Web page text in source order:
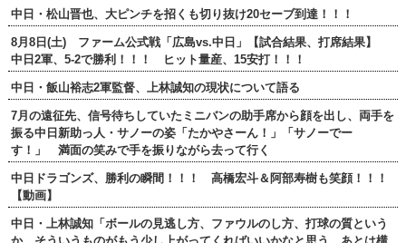
中日・松山晋也、大ピンチを招くも切り抜け20セーブ到達！！！
8月8日(土) ファーム公式戦「広島vs.中日」【試合結果、打席結果】
中日2軍、5-2で勝利！！！ ヒット量産、15安打！！！
中日・飯山裕志2軍監督、上林誠知の現状について語る
7月の遠征先、信号待ちしていたミニバンの助手席から顔を出し、両手を
振る中日新助っ人・サノーの姿「たかやさーん！」「サノーでー
す！」 満面の笑みで手を振りながら去って行く
中日ドラゴンズ、勝利の瞬間！！！ 高橋宏斗＆阿部寿樹も笑顔！！！
【動画】
中日・上林誠知「ボールの見逃し方、ファウルのし方、打球の質という